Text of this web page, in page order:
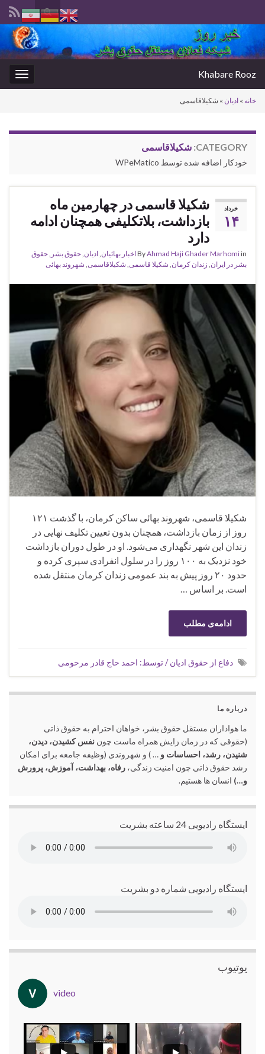
Toggle
search
form
Search for:
Khabare Rooz
خانه » ادیان » شکیلاقاسمی
CATEGORY: شکیلاقاسمی
خودکار اضافه شده توسط WPeMatico
خرداد
۱۴
شکیلا قاسمی در چهارمین ماه
بازداشت، بلاتکلیفی همچنان ادامه
دارد
ByAhmad Haji Ghader Marhomiin اخبار بهائیان ادیان حقوق بشر حقوق
بشر در ایران زندان کرمان شکیلا قاسمی شکیلاقاسمی شهروند بهائی
شکیلا قاسمی، شهروند بهائی ساکن کرمان، با گذشت ۱۲۱
روز از زمان بازداشت، همچنان بدون تعیین تکلیف نهایی در
زندان این شهر نگهداری می‌شود. او در طول دوران بازداشت
خود نزدیک به ۱۰۰ روز را در سلول انفرادی سپری کرده و
حدود ۲۰ روز پیش به بند عمومی زندان کرمان منتقل شده
است. بر اساس …
ادامه‌ی مطلب
دفاع از حقوق ادیان / توسط: احمد حاج قادر مرحومی
درباره ما
ما هواداران مستقل حقوق بشر، خواهان احترام به حقوق ذاتی
(حقوقی که در زمان زایش همراه ماست چون نفس کشیدن، دیدن،
شنیدن، رشد، احساسات و … ) و شهروندی (وظیفه جامعه برای امکان
رشد حقوق ذاتی چون امنیت زندگی، رفاه، بهداشت، آموزش، پرورش
و…) انسان ها هستیم.
ایستگاه رادیویی 24 ساعته بشریت
ایستگاه رادیویی شماره دو بشریت
یوتیوب
video